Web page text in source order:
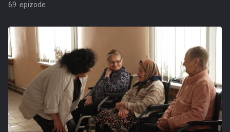
69. epizode